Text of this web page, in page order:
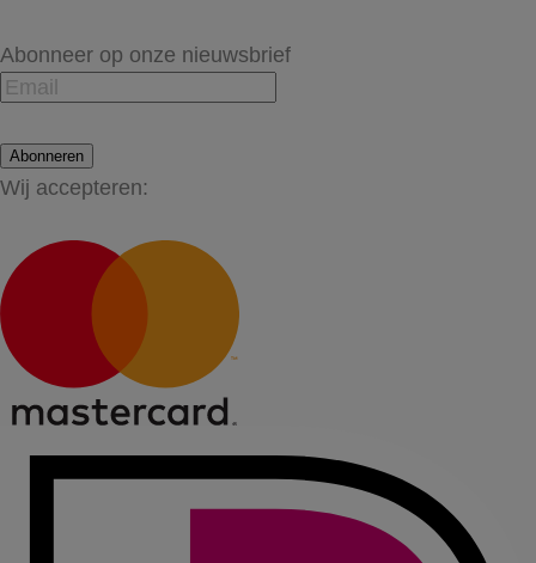
Abonneer op onze nieuwsbrief
Abonneren
Wij accepteren: